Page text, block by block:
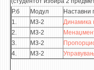
Р.б
Модул Наставни
1.
М3-2 Динамика
2.
М3-2
3.
М3-2
4.
М3-2